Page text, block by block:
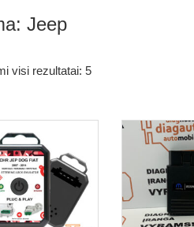
Jeep
visi rezultatai: 5